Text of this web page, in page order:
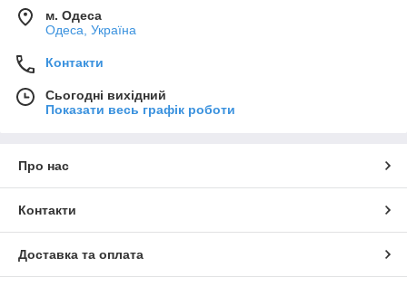
м. Одеса
Одеса, Україна
Контакти
Сьогодні вихідний
Показати весь графік роботи
Про нас
Контакти
Доставка та оплата